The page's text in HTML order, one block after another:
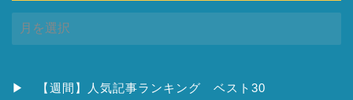
ー
ブ
▶ 【週間】人気記事ランキング ベスト30